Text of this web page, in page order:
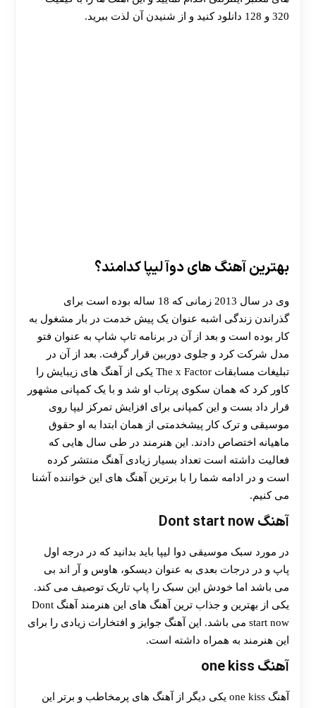
320 و 128 دانلود کنید و از شنیدن آن لذت ببرید.
بهترین آهنگ های دوآ لیپا کدامند؟
وی در سال 2013 زمانی که 18 ساله بوده است برای
گذراندن زندگی اشبه عنوان یک پیش خدمت در بار مشغول به
کار بوده است و بعد از آن در برنامه تاپ شاپ به عنوان فتو
مدل شرکت کرد و جلوی دوربین قرار گرفت. بعد از آن در
تبلیغات مسابقات The x Factor یکی از آهنگ های زیبایش را
کاور کرد که همان سکوی پرتاب او شد و با یک کمپانی مشهور
قرار داد بست و این کمپانی برای افزایش تمرکز لیپا روی
موسیقی و ترک کار پیشخدمتی از همان ابتدا به او حقوق
ماهیانه اختصاص دادند. این هنرمند در طی سال هایی که
فعالیت داشته است تعداد بسیار زیادی آهنگ منتشر کرده
است و در ادامه شما را با برترین آهنگ های این خواننده آشنا
می کنیم.
آهنگ Dont start now
در مورد سبک موسیقی دوا لیپا باید بدانید که در درجه اول
پاپ و در درجات بعدی به عنوان دیسکو، هاوس و آر اند بی
می باشد اما خودش این سبک را پاپ تاریک توصیف می کند.
یکی از بهترین و جذاب ترین آهنگ های این هنرمند آهنگ Dont
start now می باشد. این آهنگ جوایز و افتخارات زیادی را برای
این هنرمند به همراه داشته است.
آهنگ one kiss
آهنگ one kiss یکی دیگر از آهنگ های پرمخاطب و برتر این